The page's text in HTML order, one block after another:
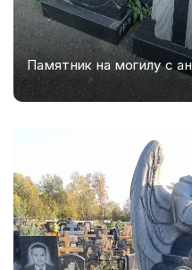
Памятник на могилу с